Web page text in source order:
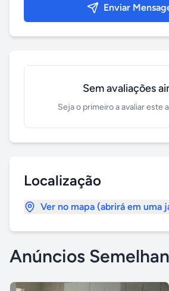
Enviar
Sem avaliações
Seja o primeiro a avaliar este
Localização
Ver no mapa (abrirá em uma
Anúncios